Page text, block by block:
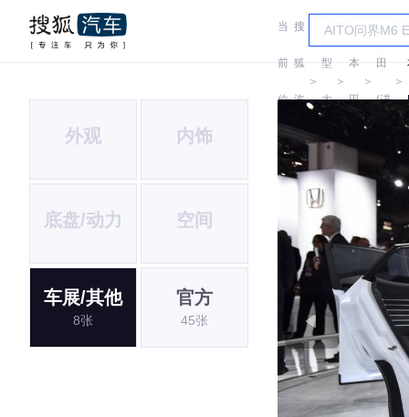
当
前
位
置:
搜
狐
汽
＞
车
型
大
＞
本
田
＞
本
田
(进
＞
外观 内饰
底盘/动力 空间
车展/其他
8张
官方
45张